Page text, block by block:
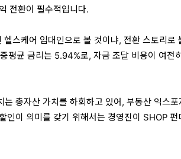
전환이 필수적입니다.
스케어 임대인으로 볼 것이냐, 전환 스토리로
평균 금리는 5.94%로, 자금 조달 비용이 여전
총자산 가치를 하회하고 있어, 부동산 익스포
인이 의미를 갖기 위해서는 경영진이 SHOP 펀